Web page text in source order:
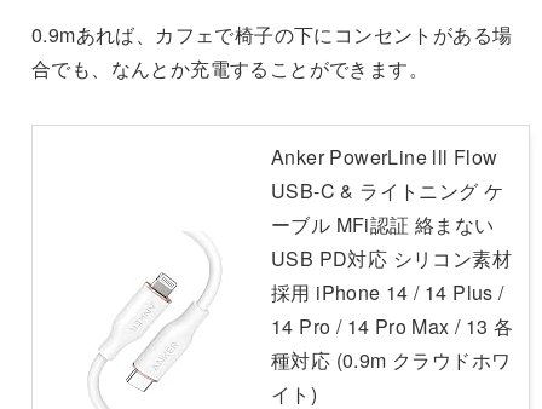
0.9mあれば、カフェで椅子の下にコンセントがある場
合でも、なんとか充電することができます。
Anker PowerLine lll Flow
USB-C & ライトニング ケ
ーブル MFi認証 絡まない
USB PD対応 シリコン素材
採用 iPhone 14 / 14 Plus /
14 Pro / 14 Pro Max / 13 各
種対応 (0.9m クラウドホワ
イト)